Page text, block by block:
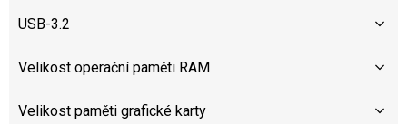
USB-3.2
Velikost operační paměti RAM
Velikost paměti grafické karty